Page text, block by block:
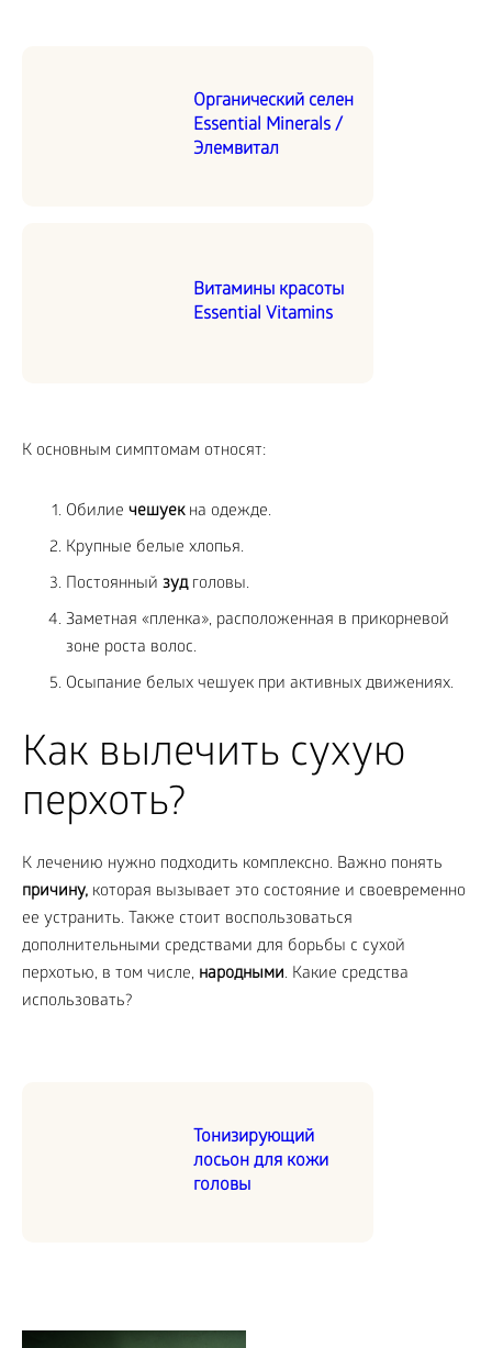
Органический селен
Essential Minerals /
Элемвитал
Витамины красоты
Essential Vitamins
К основным симптомам относят:
Обилие чешуекна одежде.
Крупные белые хлопья.
Постоянный зудголовы.
Заметная «пленка», расположенная в прикорневой
зоне роста волос.
Осыпание белых чешуек при активных движениях.
Как вылечить сухую
перхоть?
К лечению нужно подходить комплексно. Важно понять
причину, которая вызывает это состояние и своевременно
ее устранить. Также стоит воспользоваться
дополнительными средствами для борьбы с сухой
перхотью, в том числе, народными. Какие средства
использовать?
Тонизирующий
лосьон для кожи
головы